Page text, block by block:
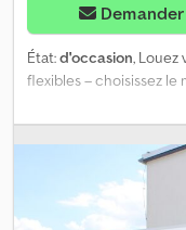
Demander
État:d'occasion,
flexibles – choisissez
Nous mettons à votre
truck présente
trouverez ainsi à coup
votre événement. -
des interventions
événements -